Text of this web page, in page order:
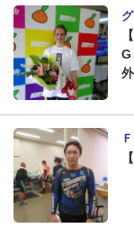
談
よくある質問